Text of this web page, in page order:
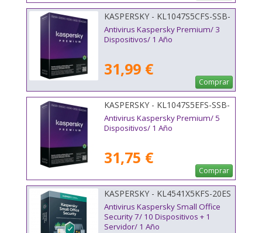
KASPERSKY - KL1047S5CFS-SSB-
ES
Antivirus Kaspersky Premium/ 3
Dispositivos/ 1 Año
31,99 €
Comprar
KASPERSKY - KL1047S5EFS-SSB-
ES
Antivirus Kaspersky Premium/ 5
Dispositivos/ 1 Año
31,75 €
Comprar
KASPERSKY - KL4541X5KFS-20ES
Antivirus Kaspersky Small Office
Security 7/ 10 Dispositivos + 1
Servidor/ 1 Año